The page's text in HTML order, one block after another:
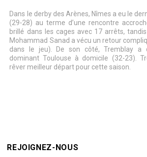
Dans le derby des Arènes, Nîmes a eu le
(29-28) au terme d’une rencontre
brillé dans les cages avec 17 arrêts,
Mohammad Sanad a vécu un retour
dans le jeu). De son côté, Tremblay a
dominant Toulouse à domicile (32-23).
rêver meilleur départ pour cette saison.
REJOIGNEZ-NOUS